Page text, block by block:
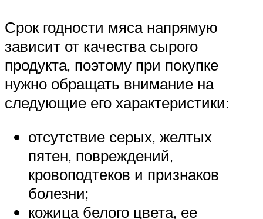
Срок годности мяса напрямую
зависит от качества сырого
продукта, поэтому при покупке
нужно обращать внимание на
следующие его характеристики:
отсутствие серых, желтых
пятен, повреждений,
кровоподтеков и признаков
болезни;
кожица белого цвета, ее